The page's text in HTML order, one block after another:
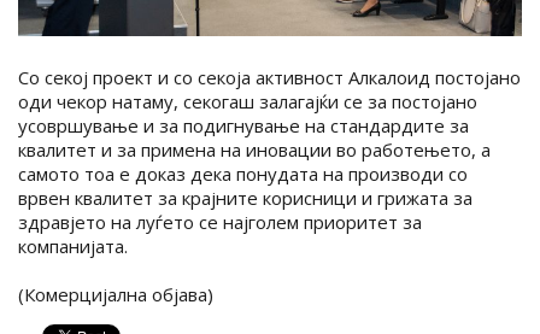
Со секој проект и со секоја активност Алкалоид постојано
оди чекор натаму, секогаш залагајќи се за постојано
усовршување и за подигнување на стандардите за
квалитет и за примена на иновации во работењето, а
самото тоа е доказ дека понудата на производи со
врвен квалитет за крајните корисници и грижата за
здравјето на луѓето се најголем приоритет за
компанијата.
(Комерцијална објава)